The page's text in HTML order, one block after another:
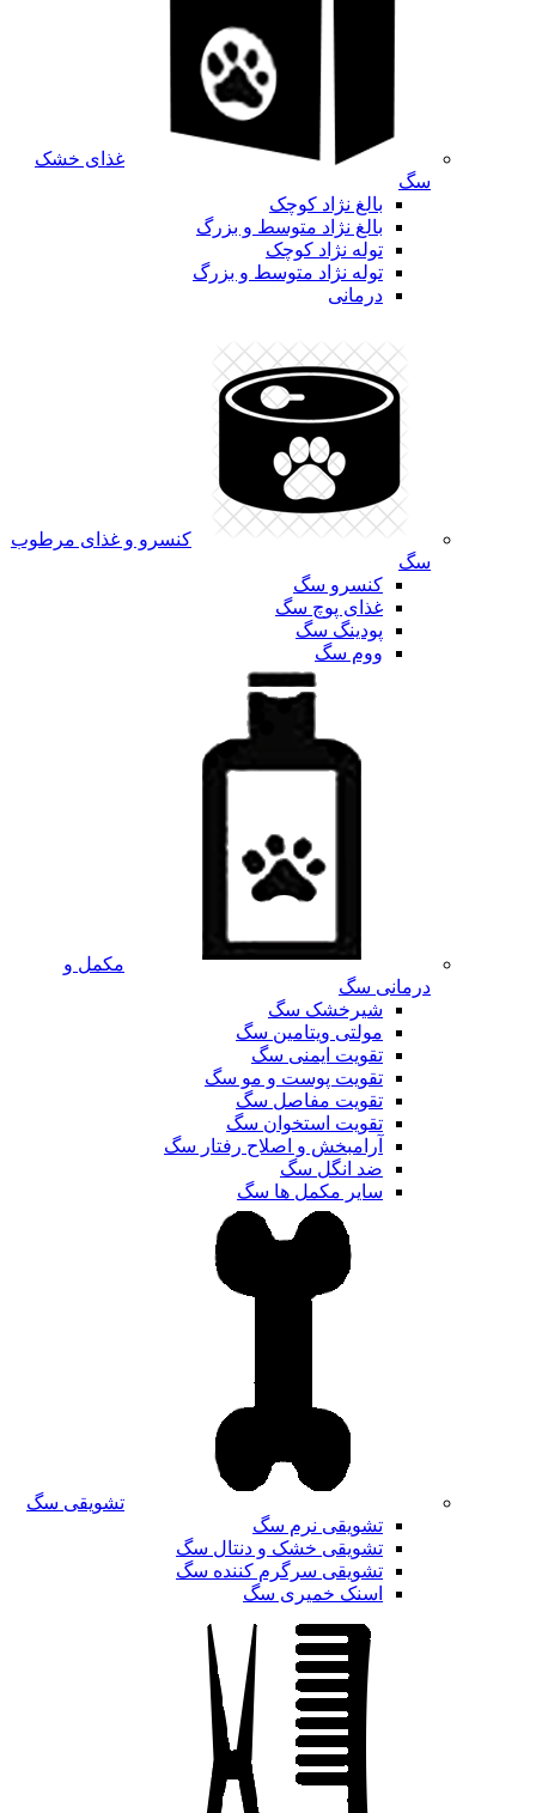
غذای خشک
سگ
بالغ نژاد کوچک
بالغ نژاد متوسط و بزرگ
توله نژاد کوچک
توله نژاد متوسط و بزرگ
درمانی
کنسرو و غذای مرطوب
سگ
کنسرو سگ
غذای پوچ سگ
پودینگ سگ
ووم سگ
مکمل و
درمانی سگ
شیرخشک سگ
مولتی ویتامین سگ
تقویت ایمنی سگ
تقویت پوست و مو سگ
تقویت مفاصل سگ
تقویت استخوان سگ
آرامبخش و اصلاح رفتار سگ
ضد انگل سگ
سایر مکمل ها سگ
تشویقی سگ
تشویقی نرم سگ
تشویقی خشک و دنتال سگ
تشویقی سرگرم کننده سگ
اسنک خمیری سگ